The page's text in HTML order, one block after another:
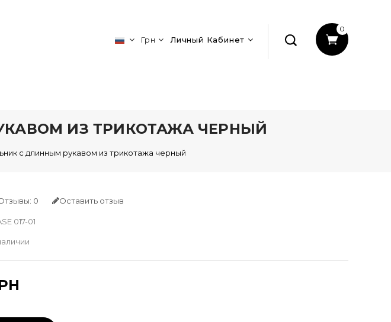
0
Личный Кабинет
Грн
ИЗ ТРИКОТАЖА ЧЕРНЫЙ
с длинным рукавом из трикотажа черный
0 Оставить отзыв
017-01